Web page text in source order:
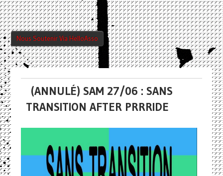
Nous Soutenir Via HelloAsso
(ANNULÉ) SAM 27/06 : SANS
TRANSITION AFTER PRRRIDE